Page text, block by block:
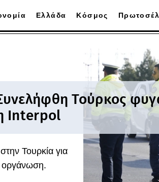
Ελλάδα Κόσμος
Τούρκος
Interpol
Τουρκία για
οργάνωση.